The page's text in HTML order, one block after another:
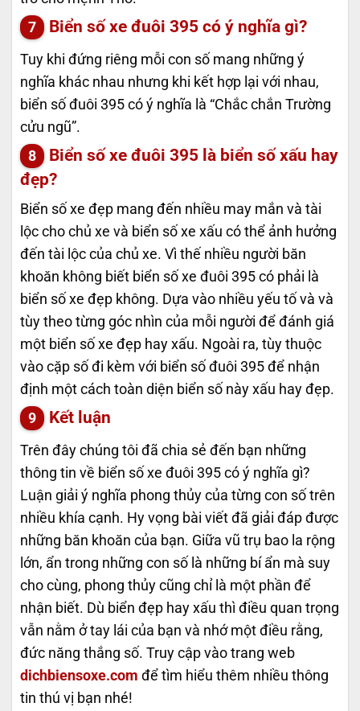
Biển số xe đuôi 395 có ý nghĩa gì?
Tuy khi đứng riêng mỗi con số mang những ý
nghĩa khác nhau nhưng khi kết hợp lại với nhau,
biển số đuôi 395 có ý nghĩa là “Chắc chắn Trường
cửu ngũ”.
Biển số xe đuôi 395 là biển số xấu hay
đẹp?
Biển số xe đẹp mang đến nhiều may mắn và tài
lộc cho chủ xe và biển số xe xấu có thể ảnh hưởng
đến tài lộc của chủ xe. Vì thế nhiều người băn
khoăn không biết biển số xe đuôi 395 có phải là
biển số xe đẹp không. Dựa vào nhiều yếu tố và và
tùy theo từng góc nhìn của mỗi người để đánh giá
một biển số xe đẹp hay xấu. Ngoài ra, tùy thuộc
vào cặp số đi kèm với biển số đuôi 395 để nhận
định một cách toàn diện biển số này xấu hay đẹp.
Kết luận
Trên đây chúng tôi đã chia sẻ đến bạn những
thông tin về biển số xe đuôi 395 có ý nghĩa gì?
Luận giải ý nghĩa phong thủy của từng con số trên
nhiều khía cạnh. Hy vọng bài viết đã giải đáp được
những băn khoăn của bạn. Giữa vũ trụ bao la rộng
lớn, ẩn trong những con số là những bí ẩn mà suy
cho cùng, phong thủy cũng chỉ là một phần để
nhận biết. Dù biển đẹp hay xấu thì điều quan trọng
vẫn nằm ở tay lái của bạn và nhớ một điều rằng,
đức năng thắng số. Truy cập vào trang web
dichbiensoxe.com để tìm hiểu thêm nhiều thông
tin thú vị bạn nhé!